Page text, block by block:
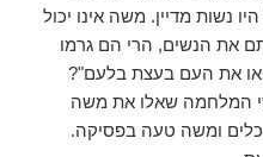
נשות מדיין. משה אינו יכול
את הנשים, הרי הם גרמו
את העם בעצת בלעם"?
המלחמה שאלו את משה
ומשה טעה בפסיקה.